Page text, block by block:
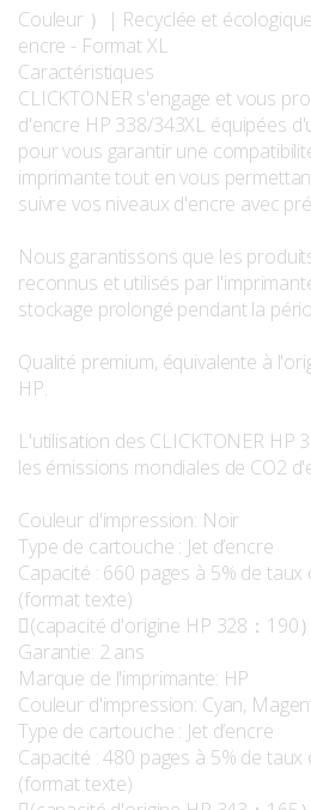
Couleur ）| Recyclée et
encre - Format XL
Caractéristiques
CLICKTONER s'engage et vous
d'encre HP 338/343XL équipées
pour vous garantir une
imprimante tout en vous
suivre vos niveaux d'encre avec
Nous garantissons que les
reconnus et utilisés par
stockage prolongé pendant la
Qualité premium, équivalente à
HP.
L'utilisation des CLICKTONER HP
les émissions mondiales de CO2
Couleur d'impression: Noir
Type de cartouche : Jet d’encre
Capacité : 660 pages à 5% de
(format texte)
(capacité d'origine HP 328：190）
Garantie: 2 ans
Marque de l'imprimante: HP
Couleur d'impression: Cyan,
Type de cartouche : Jet d’encre
Capacité : 480 pages à 5% de
(format texte)